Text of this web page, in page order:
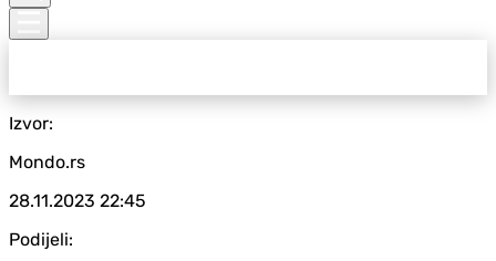
Izvor:
Mondo.rs
28.11.2023 22:45
Podijeli: